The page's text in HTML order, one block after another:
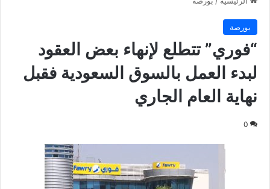
بورصة
“فوري” تتطلع لإنهاء بعض العقود
لبدء العمل بالسوق السعودية فقبل
نهاية العام الجاري
0